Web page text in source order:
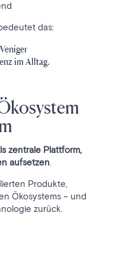
das:
im Alltag.
zentrale Plattform,
aufsetzen.
Produkte,
Ökosystems – und
zurück.